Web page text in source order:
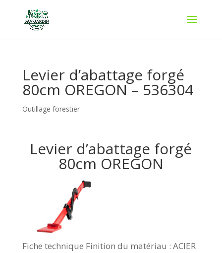
Levier d’abattage forgé
80cm OREGON – 536304
Outillage forestier
Levier d’abattage forgé
80cm OREGON
Fiche technique Finition du matériau : ACIER